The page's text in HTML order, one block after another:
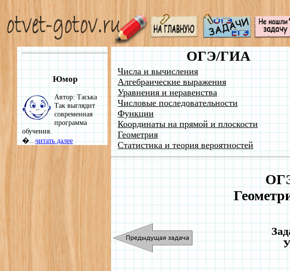
Юмор
Автор: Таська
Так выглядит
современная
программа
обучения.
�...читать далее
ОГЭ/ГИА
Числа и вычисления
Алгебраические выражения
Уравнения и неравенства
Числовые последовательности
Функции
Координаты на прямой и плоскости
Геометрия
Статистика и теория вероятностей